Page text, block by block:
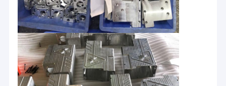
Präzisionsblechherstellung
Cnc-Autoteile
Maschinell bearbeitete Kohlenstoff-Faser
Bearbeitungsuhr-Teile CNC